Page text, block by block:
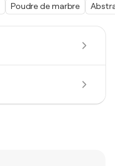
Poudre de marbre